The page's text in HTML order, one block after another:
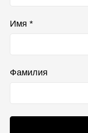
Имя *
Фамилия